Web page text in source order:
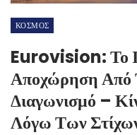
ΚΟΣΜΟΣ
Eurovision: Το
Αποχώρηση Από
Διαγωνισμό –
Λόγω Των